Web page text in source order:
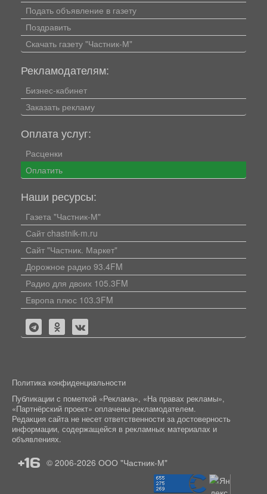
Подать объявление в газету
Поздравить
Скачать газету "Частник-М"
Рекламодателям:
Бизнес-кабинет
Заказать рекламу
Оплата услуг:
Расценки
Оплатить
Наши ресурсы:
Газета "Частник-М"
Сайт chastnik-m.ru
Сайт "Частник. Маркет"
Дорожное радио 93.4FM
Радио для двоих 105.3FM
Европа плюс 103.3FM
Политика конфиденциальности
Публикации с пометкой «Реклама», «На правах рекламы»,
«Партнёрский проект» оплачены рекламодателем.
Редакция сайта не несет ответственности за достоверность
информации, содержащейся в рекламных материалах и
объявлениях.
+16 © 2006-2026 ООО "Частник-М"